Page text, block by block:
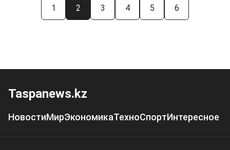
1 2 3 4 5 6
Taspanews.kz
НовостиМирЭкономикаТехноСпортИнтересное